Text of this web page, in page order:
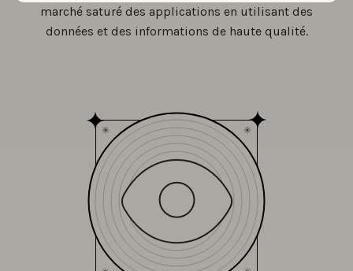
marché saturé des applications en utilisant des
données et des informations de haute qualité.